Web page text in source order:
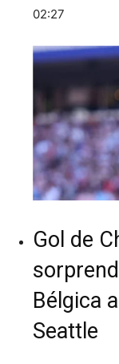
02:27
Gol de
Bélgica
Seattle